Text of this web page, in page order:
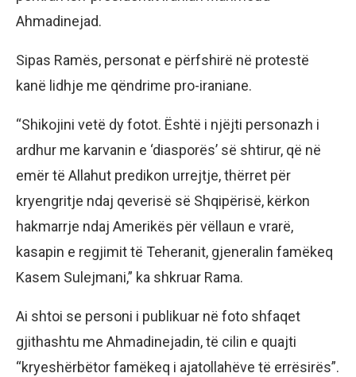
Ahmadinejad.
Sipas Ramës, personat e përfshirë në protestë
kanë lidhje me qëndrime pro-iraniane.
“Shikojini vetë dy fotot. Është i njëjti personazh i
ardhur me karvanin e ‘diasporës’ së shtirur, që në
emër të Allahut predikon urrejtje, thërret për
kryengritje ndaj qeverisë së Shqipërisë, kërkon
hakmarrje ndaj Amerikës për vëllaun e vrarë,
kasapin e regjimit të Teheranit, gjeneralin famëkeq
Kasem Sulejmani,” ka shkruar Rama.
Ai shtoi se personi i publikuar në foto shfaqet
gjithashtu me Ahmadinejadin, të cilin e quajti
“kryeshërbëtor famëkeq i ajatollahëve të errësirës”.